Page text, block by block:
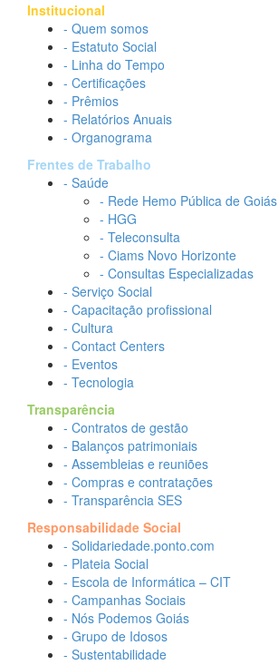
Institucional
- Quem somos
- Estatuto Social
- Linha do Tempo
- Certificações
- Prêmios
- Relatórios Anuais
- Organograma
Frentes de Trabalho
- Saúde
- Rede Hemo Pública de Goiás
- HGG
- Teleconsulta
- Ciams Novo Horizonte
- Consultas Especializadas
- Serviço Social
- Capacitação profissional
- Cultura
- Contact Centers
- Eventos
- Tecnologia
Transparência
- Contratos de gestão
- Balanços patrimoniais
- Assembleias e reuniões
- Compras e contratações
- Transparência SES
Responsabilidade Social
- Solidariedade.ponto.com
- Plateia Social
- Escola de Informática – CIT
- Campanhas Sociais
- Nós Podemos Goiás
- Grupo de Idosos
- Sustentabilidade